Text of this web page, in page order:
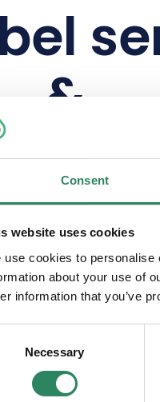
Consent
website uses cookies
use cookies to
about your use of
information that you’ve
Necessary
&
til